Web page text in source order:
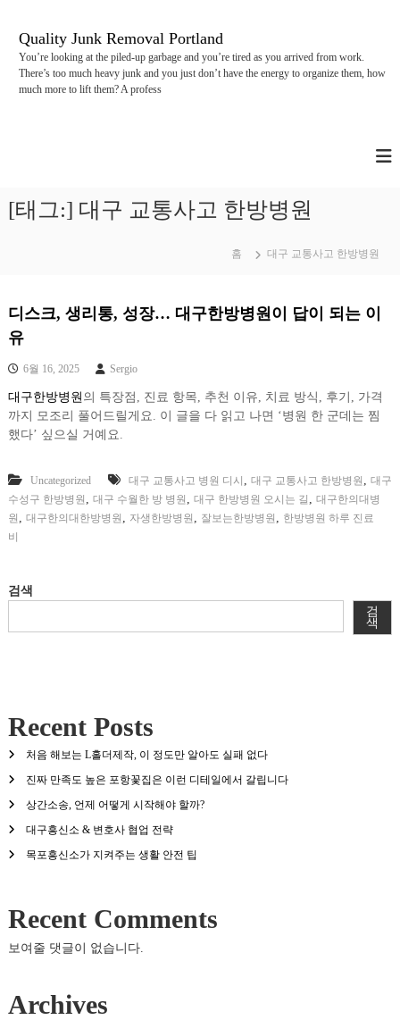
Quality Junk Removal Portland
You’re looking at the piled-up garbage and you’re tired as you arrived from work.
There’s too much heavy junk and you just don’t have the energy to organize them, how
much more to lift them? A profess
[태그:] 대구 교통사고 한방병원
홈 대구 교통사고 한방병원
디스크, 생리통, 성장… 대구한방병원이 답이 되는 이
유
6월 16, 2025 Sergio
대구한방병원 의 특장점, 진료 항목, 추천 이유, 치료 방식, 후기, 가격
까지 모조리 풀어드릴게요. 이 글을 다 읽고 나면 ‘병원 한 군데는 찜
했다’ 싶으실 거예요.
Uncategorized 대구 교통사고 병원 디시 , 대구 교통사고 한방병원 , 대구
수성구 한방병원 , 대구 수월한 방 병원 , 대구 한방병원 오시는 길 , 대구한의대병
원 , 대구한의대한방병원 , 자생한방병원 , 잘보는한방병원 , 한방병원 하루 진료
비
검색
검
색
Recent Posts
처음 해보는 L홀더제작, 이 정도만 알아도 실패 없다
진짜 만족도 높은 포항꽃집은 이런 디테일에서 갈립니다
상간소송, 언제 어떻게 시작해야 할까?
대구흥신소 & 변호사 협업 전략
목포흥신소가 지켜주는 생활 안전 팁
Recent Comments
보여줄 댓글이 없습니다.
Archives